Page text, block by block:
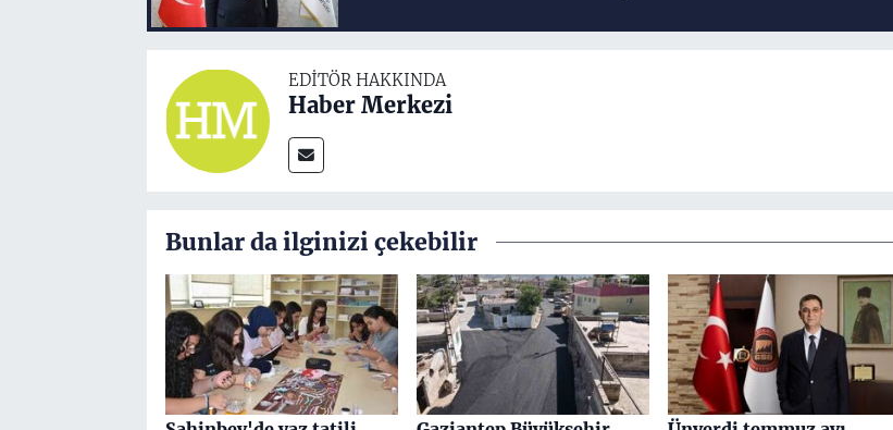
EDITÖR HAKKINDA
Haber Merkezi
Bunlar da ilginizi çekebilir